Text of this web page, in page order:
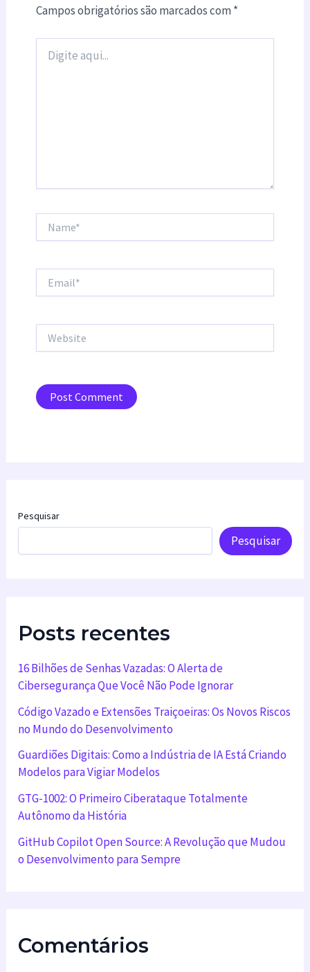
Campos obrigatórios são marcados com*
aqui...
Pesquisar
Pesquisar
Posts recentes
16 Bilhões de Senhas Vazadas: O Alerta de
Cibersegurança Que Você Não Pode Ignorar
Código Vazado e Extensões Traiçoeiras: Os Novos Riscos
no Mundo do Desenvolvimento
Guardiões Digitais: Como a Indústria de IA Está Criando
Modelos para Vigiar Modelos
GTG-1002: O Primeiro Ciberataque Totalmente
Autônomo da História
GitHub Copilot Open Source: A Revolução que Mudou
o Desenvolvimento para Sempre
Comentários